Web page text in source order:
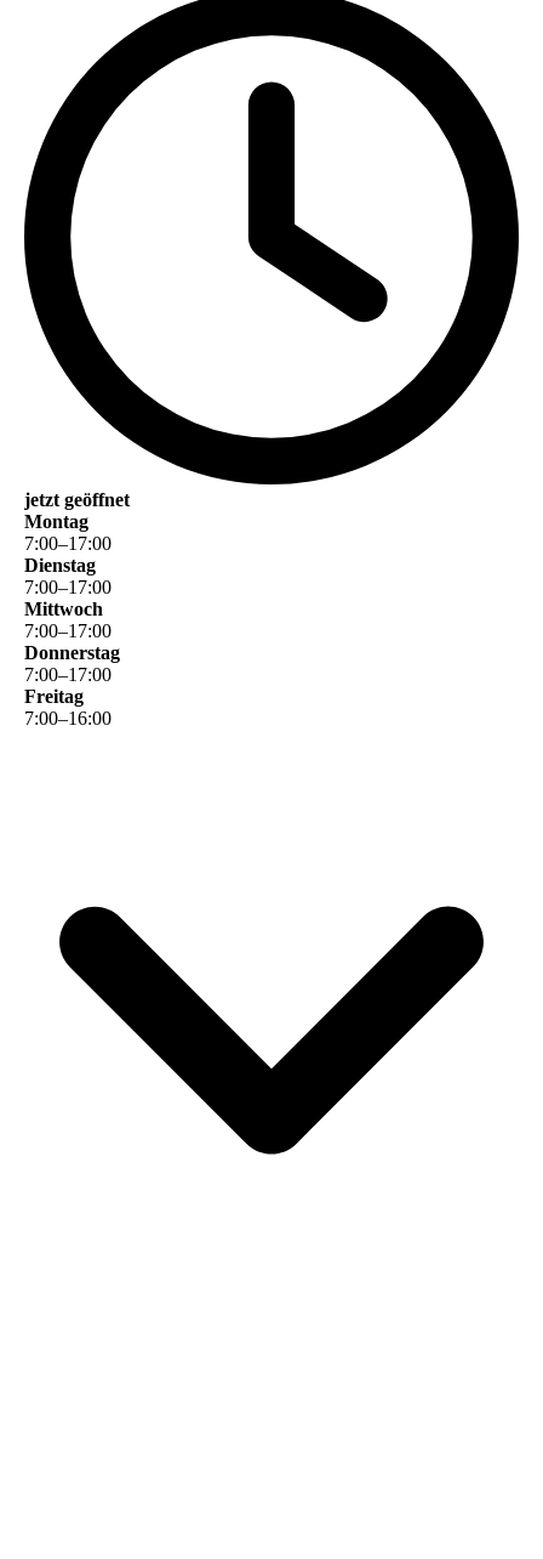
jetzt geöffnet
Montag
7:00–17:00
Dienstag
7:00–17:00
Mittwoch
7:00–17:00
Donnerstag
7:00–17:00
Freitag
7:00–16:00